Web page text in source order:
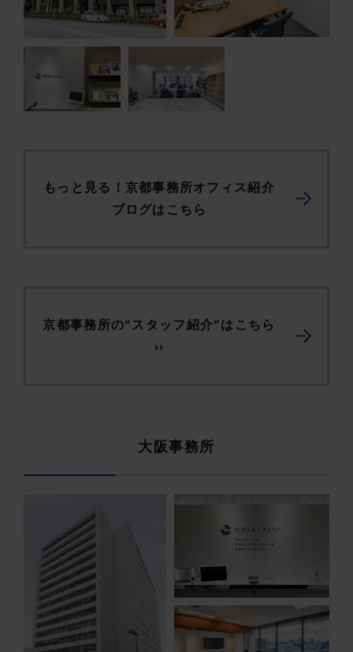
もっと見る！京都事務所オフィス紹介
ブログはこちら
京都事務所の”スタッフ紹介”はこちら
››
大阪事務所